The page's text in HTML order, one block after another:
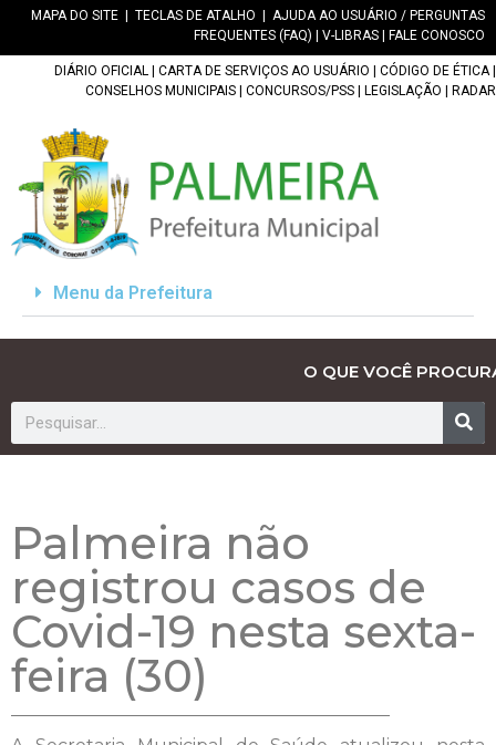
MAPA DO SITE TECLAS DE ATALHO
AJUDA AO USUÁRIO / PERGUNTAS
FREQUENTES (FAQ)
V-LIBRAS FALE CONOSCO
DIÁRIO OFICIAL CARTA DE SERVIÇOS AO USUÁRIO CÓDIGO DE ÉTICA|
CONSELHOS MUNICIPAIS
CONCURSOS/PSS LEGISLAÇÃO RADAR
Menu da Prefeitura
O QUE VOCÊ
Palmeira não
registrou casos de
Covid-19 nesta sexta-
feira (30)